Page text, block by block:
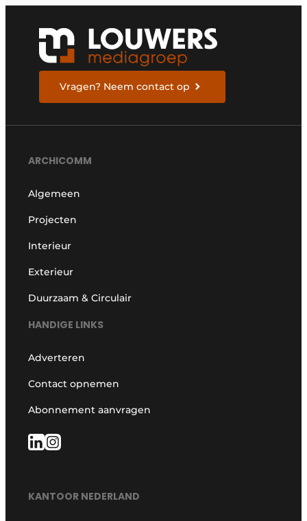
Vragen? Neem contact op
ARCHICOMM
Algemeen
Projecten
Interieur
Exterieur
Duurzaam & Circulair
HANDIGE LINKS
Adverteren
Contact opnemen
Abonnement aanvragen
KANTOOR NEDERLAND